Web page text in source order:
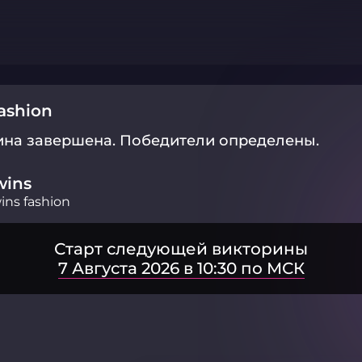
завершена. Победители определены.
fashion
Старт следующей викторины
7 Августа 2026 в 10:30 по МСК